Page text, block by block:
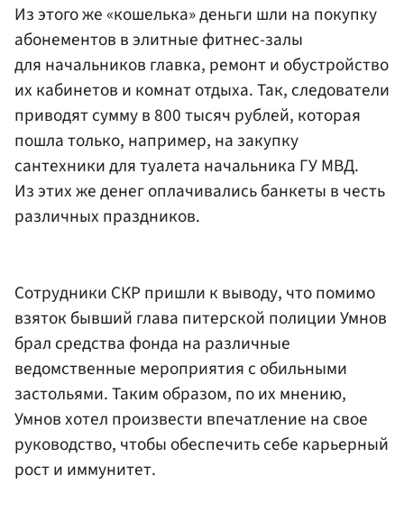
Из этого же «кошелька» деньги шли на покупку
абонементов в элитные фитнес-залы
для начальников главка, ремонт и обустройство
их кабинетов и комнат отдыха. Так, следователи
приводят сумму в 800 тысяч рублей, которая
пошла только, например, на закупку
сантехники для туалета начальника ГУ МВД.
Из этих же денег оплачивались банкеты в честь
различных праздников.
Сотрудники СКР пришли к выводу, что помимо
взяток бывший глава питерской полиции Умнов
брал средства фонда на различные
ведомственные мероприятия с обильными
застольями. Таким образом, по их мнению,
Умнов хотел произвести впечатление на свое
руководство, чтобы обеспечить себе карьерный
рост и иммунитет.